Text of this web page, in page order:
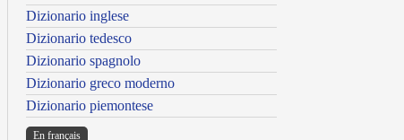
Dizionario inglese
Dizionario tedesco
Dizionario spagnolo
Dizionario greco moderno
Dizionario piemontese
En français